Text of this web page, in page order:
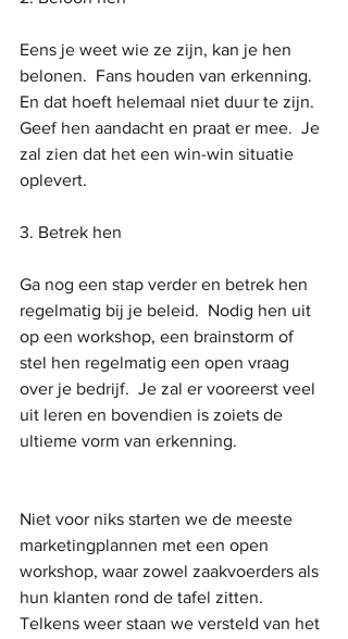
Eens je weet wie ze zijn, kan je hen
belonen.  Fans houden van erkenning.
En dat hoeft helemaal niet duur te zijn.
Geef hen aandacht en praat er mee.  Je
zal zien dat het een win-win situatie
oplevert.
3. Betrek hen
Ga nog een stap verder en betrek hen
regelmatig bij je beleid.  Nodig hen uit
op een workshop, een brainstorm of
stel hen regelmatig een open vraag
over je bedrijf.  Je zal er vooreerst veel
uit leren en bovendien is zoiets de
ultieme vorm van erkenning.
Niet voor niks starten we de meeste
marketingplannen met een open
workshop, waar zowel zaakvoerders als
hun klanten rond de tafel zitten.
Telkens weer staan we versteld van het